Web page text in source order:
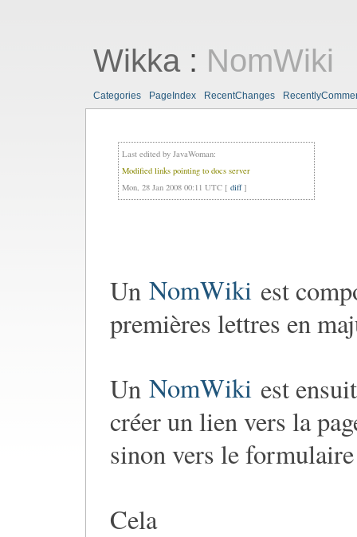
Wikka: NomWiki
Categories PageIndex RecentChanges
Last edited byJavaWoman:
Modified links pointing to docs server
Mon, 28 Jan 2008 00:11 UTC [ diff ]
Un NomWiki est
premières lettres en
Un NomWiki est
créer un lien vers la
sinon vers le
Cela